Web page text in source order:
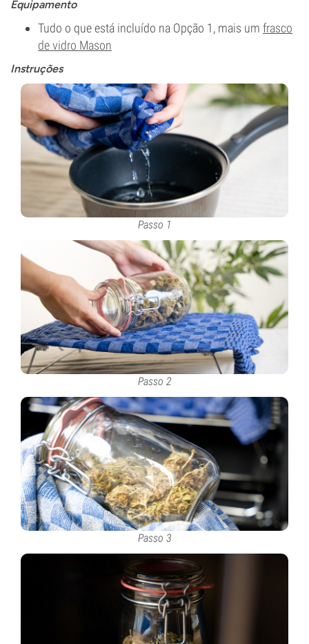
Equipamento
Tudo o que está incluído na Opção 1, mais um frasco
de vidro Mason
Instruções
Passo 1
Passo 2
Passo 3